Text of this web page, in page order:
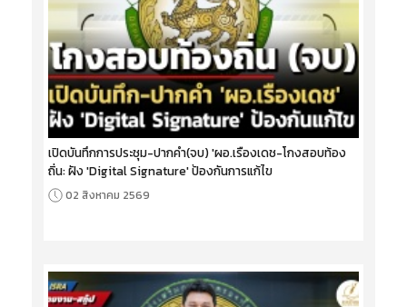
เปิดบันทึกการประชุม-ปากคำ(จบ) 'ผอ.เรืองเดช-โกงสอบท้อง
ถิ่น: ฝัง 'Digital Signature' ป้องกันการแก้ไข
02 สิงหาคม 2569